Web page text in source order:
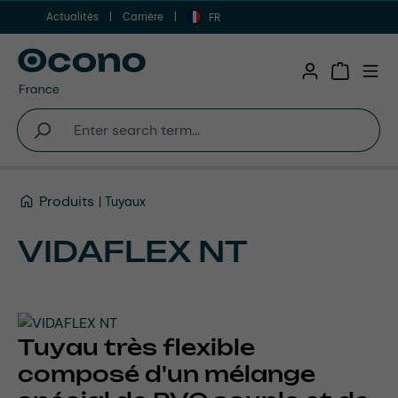
Aller au contenu principal
Actualités Carrière FR
Produits Tuyaux
VIDAFLEX NT
Tuyau très flexible
composé d'un mélange